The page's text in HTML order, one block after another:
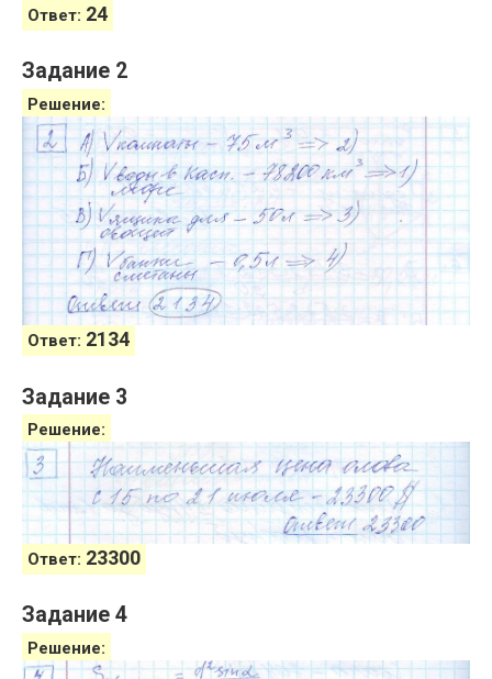
Ответ: 24
Задание 2
Решение:
Ответ: 2134
Задание 3
Решение:
Ответ: 23300
Задание 4
Решение: